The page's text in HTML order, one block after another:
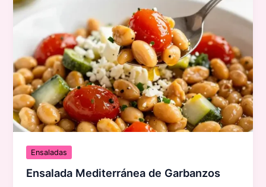
Ensaladas
Ensalada Mediterránea de Garbanzos